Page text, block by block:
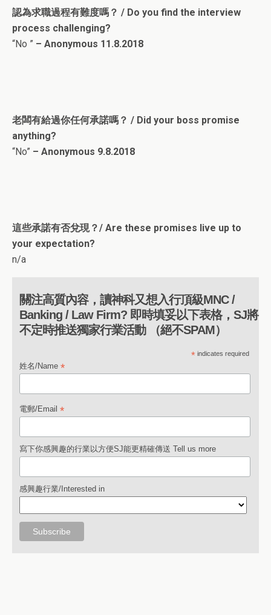
認為求職過程有難度嗎？ / Do you find the interview
process challenging?
“No ” – Anonymous 11.8.2018
老闆有給過你任何承諾嗎？ / Did your boss promise
anything?
“No” – Anonymous 9.8.2018
這些承諾有否兌現？/ Are these promises live up to
your expectation?
n/a
關注高質內容，讀神科又想入行頂級MNC /
Banking / Law Firm? 即時填妥以下表格，SJ將
不定時推送獨家行業活動 （絕不SPAM）
* indicates required
姓名/Name*
電郵/Email*
寫下你感興趣的行業以方便SJ能更精確傳送 Tell us more
感興趣行業/Interested in